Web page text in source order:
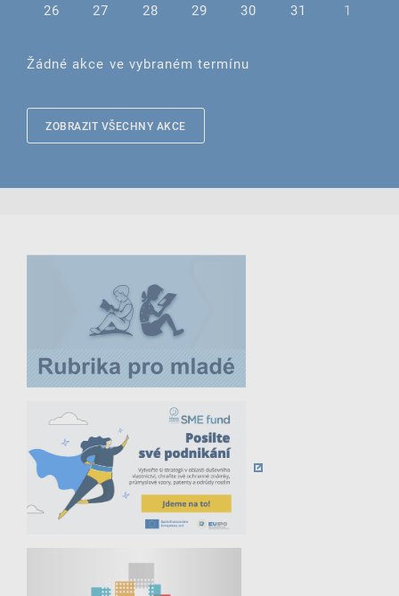
26
27 28 29 30 31 1
Žádné akce ve vybraném termínu
ZOBRAZIT VŠECHNY AKCE